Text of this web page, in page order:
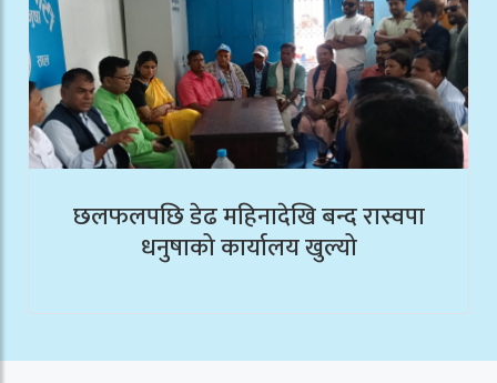
छलफलपछि डेढ महिनादेखि बन्द रास्वपा
धनुषाको कार्यालय खुल्यो